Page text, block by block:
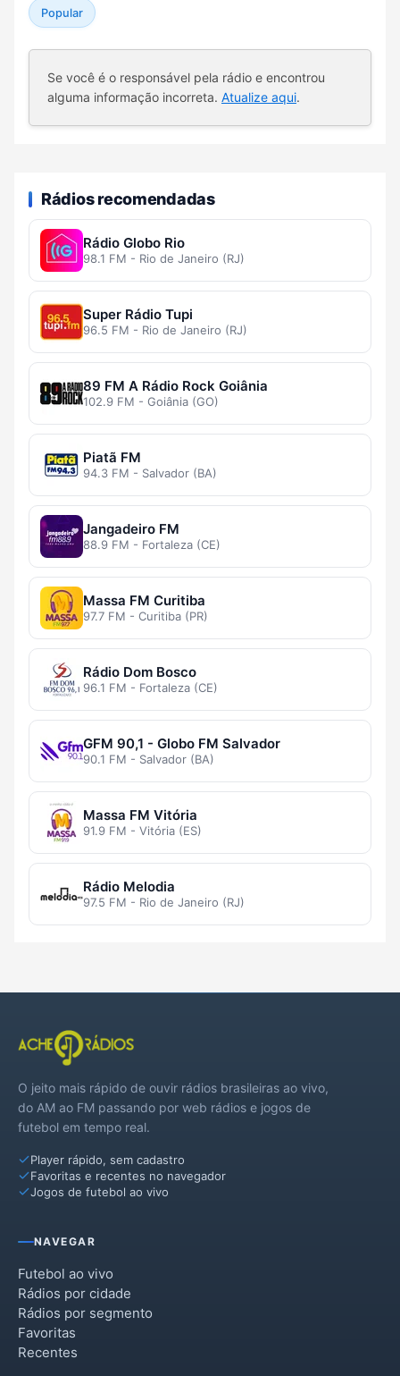
Popular
Se você é o responsável pela rádio e encontrou
alguma informação incorreta. Atualize aqui.
Rádios recomendadas
Rádio Globo Rio
98.1 FM - Rio de Janeiro (RJ)
Super Rádio Tupi
96.5 FM - Rio de Janeiro (RJ)
89 FM A Rádio Rock Goiânia
102.9 FM - Goiânia (GO)
Piatã FM
94.3 FM - Salvador (BA)
Jangadeiro FM
88.9 FM - Fortaleza (CE)
Massa FM Curitiba
97.7 FM - Curitiba (PR)
Rádio Dom Bosco
96.1 FM - Fortaleza (CE)
GFM 90,1 - Globo FM Salvador
90.1 FM - Salvador (BA)
Massa FM Vitória
91.9 FM - Vitória (ES)
Rádio Melodia
97.5 FM - Rio de Janeiro (RJ)
O jeito mais rápido de ouvir rádios brasileiras ao vivo,
do AM ao FM passando por web rádios e jogos de
futebol em tempo real.
Player rápido, sem cadastro
Favoritas e recentes no navegador
Jogos de futebol ao vivo
NAVEGAR
Futebol ao vivo
Rádios por cidade
Rádios por segmento
Favoritas
Recentes